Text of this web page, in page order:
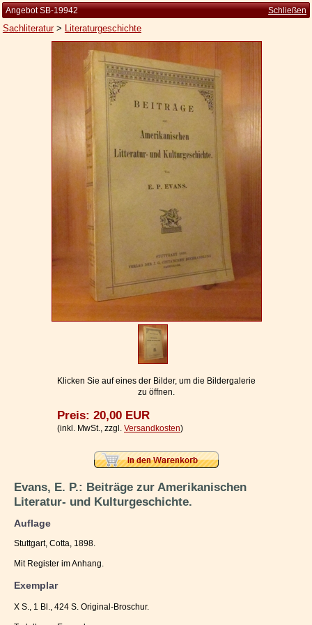
Die Brockhaus Auflagen
Die Meyer Auflagen
Zu den Angeboten
Geschäftsbedingungen
Datenschutzerklärung
Ihr Warenkorb
Angebot SB-19942 Schließen
Sachliteratur> Literaturgeschichte
Klicken Sie auf eines der Bilder, um die Bildergalerie
zu öffnen.
Preis: 20,00 EUR
(inkl. MwSt., zzgl. Versandkosten)
Evans, E. P.: Beiträge zur Amerikanischen
Literatur- und Kulturgeschichte.
Auflage
Stuttgart, Cotta, 1898.
Mit Register im Anhang.
Exemplar
X S., 1 Bl., 424 S. Original-Broschur.